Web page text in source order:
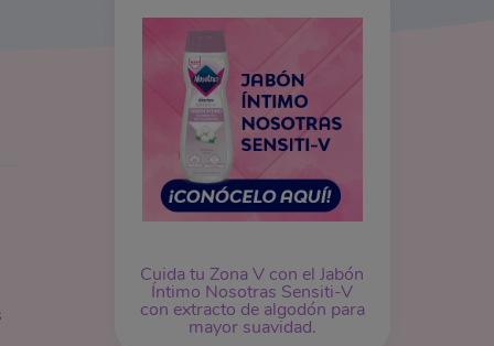
Cuida tu Zona V con el Jabón
Íntimo Nosotras Sensiti-V
con extracto de algodón para
mayor suavidad.